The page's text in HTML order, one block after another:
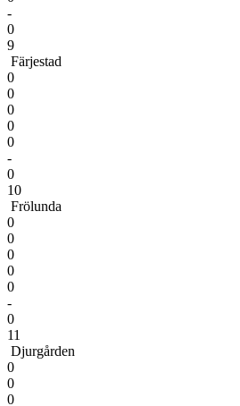
-
0
9
Färjestad
0
0
0
0
0
-
0
10
Frölunda
0
0
0
0
0
-
0
11
Djurgården
0
0
0